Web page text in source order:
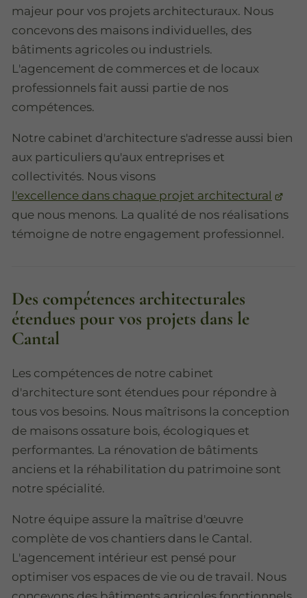
majeur pour vos projets architecturaux. Nous
concevons des maisons individuelles, des
bâtiments agricoles ou industriels.
L'agencement de commerces et de locaux
professionnels fait aussi partie de nos
compétences.
Notre cabinet d'architecture s'adresse aussi bien
aux particuliers qu'aux entreprises et
collectivités. Nous visons
l'excellence dans chaque projet architectural
que nous menons. La qualité de nos réalisations
témoigne de notre engagement professionnel.
Des compétences architecturales
étendues pour vos projets dans le
Cantal
Les compétences de notre cabinet
d'architecture sont étendues pour répondre à
tous vos besoins. Nous maîtrisons la conception
de maisons ossature bois, écologiques et
performantes. La rénovation de bâtiments
anciens et la réhabilitation du patrimoine sont
notre spécialité.
Notre équipe assure la maîtrise d'œuvre
complète de vos chantiers dans le Cantal.
L'agencement intérieur est pensé pour
optimiser vos espaces de vie ou de travail. Nous